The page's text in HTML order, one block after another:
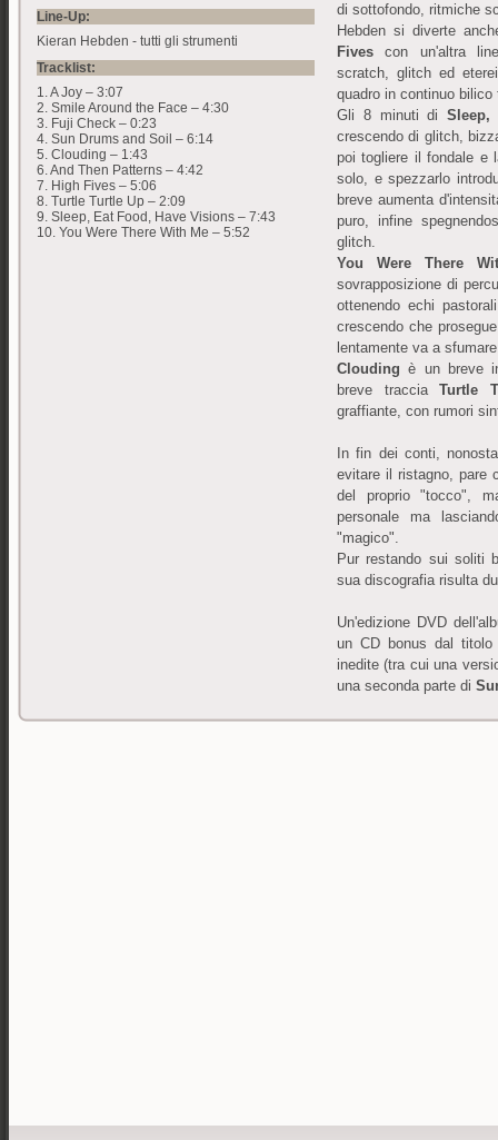
Line-Up:
Kieran Hebden - tutti gli strumenti
Tracklist:
1. A Joy – 3:07
2. Smile Around the Face – 4:30
3. Fuji Check – 0:23
4. Sun Drums and Soil – 6:14
5. Clouding – 1:43
6. And Then Patterns – 4:42
7. High Fives – 5:06
8. Turtle Turtle Up – 2:09
9. Sleep, Eat Food, Have Visions – 7:43
10. You Were There With Me – 5:52
di sottofondo, ritmiche
Hebden si diverte
Fives con un'altra
scratch, glitch ed
quadro in continuo
Gli 8 minuti diSleep,
crescendo di glitch,
poi togliere il fondale e
solo, e spezzarlo
breve aumenta
puro, infine
glitch.
You Were There
sovrapposizione di
ottenendo echi
crescendo che
lentamente va a
Clouding è un breve
breve tracciaTurtle
graffiante, con rumori
In fin dei conti,
evitare il ristagno, pare
del proprio "tocco",
personale ma
"magico".
Pur restando sui soliti
sua discografia risulta
Un'edizione DVD
un CD bonus dal
inedite (tra cui una
una seconda parte di